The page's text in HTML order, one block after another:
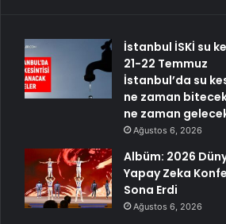
İstanbul İSKİ su
21-22 Temmuz
İstanbul’da su
ne zaman
ne zaman
Ağustos 6, 2026
Albüm: 2026
Yapay Zeka
Sona Erdi
Ağustos 6, 2026